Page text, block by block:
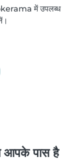
में उपलब्ध
आपके पास है